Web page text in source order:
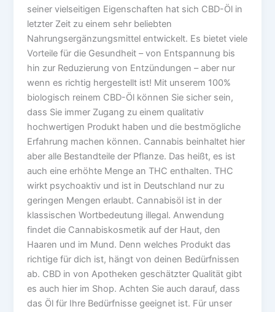
seiner vielseitigen Eigenschaften hat sich CBD-Öl in
letzter Zeit zu einem sehr beliebten
Nahrungsergänzungsmittel entwickelt. Es bietet viele
Vorteile für die Gesundheit – von Entspannung bis
hin zur Reduzierung von Entzündungen – aber nur
wenn es richtig hergestellt ist! Mit unserem 100%
biologisch reinem CBD-Öl können Sie sicher sein,
dass Sie immer Zugang zu einem qualitativ
hochwertigen Produkt haben und die bestmögliche
Erfahrung machen können. Cannabis beinhaltet hier
aber alle Bestandteile der Pflanze. Das heißt, es ist
auch eine erhöhte Menge an THC enthalten. THC
wirkt psychoaktiv und ist in Deutschland nur zu
geringen Mengen erlaubt. Cannabisöl ist in der
klassischen Wortbedeutung illegal. Anwendung
findet die Cannabiskosmetik auf der Haut, den
Haaren und im Mund. Denn welches Produkt das
richtige für dich ist, hängt von deinen Bedürfnissen
ab. CBD in von Apotheken geschätzter Qualität gibt
es auch hier im Shop. Achten Sie auch darauf, dass
das Öl für Ihre Bedürfnisse geeignet ist. Für unser